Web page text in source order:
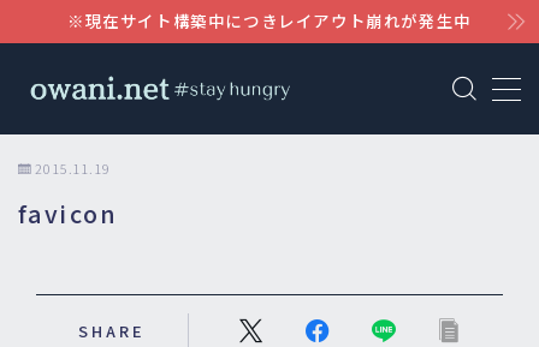
※現在サイト構築中につきレイアウト崩れが発生中
MENU
AWS
Claude
2015.11.19
favicon
SHARE